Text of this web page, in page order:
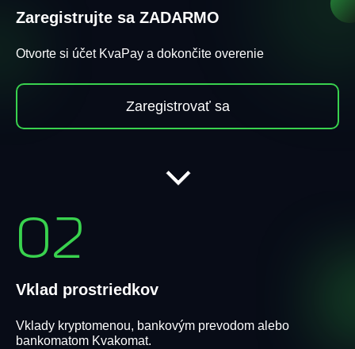
Zaregistrujte sa ZADARMO
Otvorte si účet KvaPay a dokončite overenie
Zaregistrovať sa
02
Vklad prostriedkov
Vklady kryptomenou, bankovým prevodom alebo
bankomatom Kvakomat.